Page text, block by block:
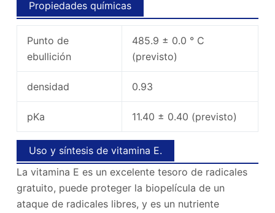
Propiedades químicas
Punto de
ebullición
485.9 ± 0.0 ° C
(previsto)
densidad 0.93
pKa 11.40 ± 0.40 (previsto)
Uso y síntesis de vitamina E.
La vitamina E es un excelente tesoro de radicales
gratuito, puede proteger la biopelícula de un
ataque de radicales libres, y es un nutriente